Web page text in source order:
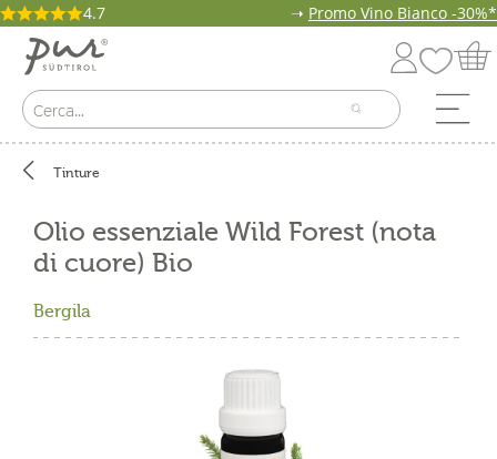
4.7 ➝ Promo Vino Bianco -30%*
Tinture
Olio essenziale Wild Forest (nota
di cuore) Bio
Bergila